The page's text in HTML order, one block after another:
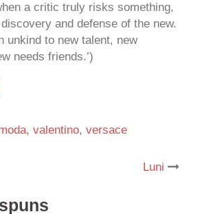
a critic truly risks something,
and defense of the new.
unkind to new talent, new
needs friends.’)
, valentino, versace
Luni